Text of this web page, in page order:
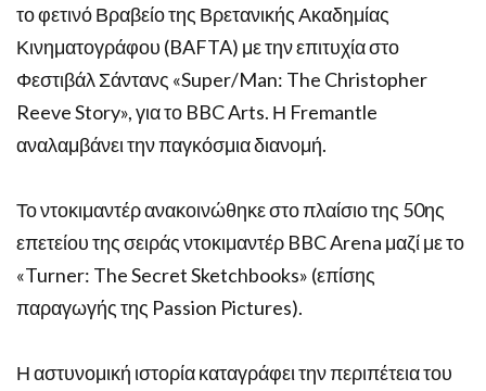
το φετινό Βραβείο της Βρετανικής Ακαδημίας
Κινηματογράφου (BAFTA) με την επιτυχία στο
Φεστιβάλ Σάντανς «Super/Man: The Christopher
Reeve Story», για το BBC Arts. Η Fremantle
αναλαμβάνει την παγκόσμια διανομή.
Το ντοκιμαντέρ ανακοινώθηκε στο πλαίσιο της 50ης
επετείου της σειράς ντοκιμαντέρ BBC Arena μαζί με το
«Turner: The Secret Sketchbooks» (επίσης
παραγωγής της Passion Pictures).
Η αστυνομική ιστορία καταγράφει την περιπέτεια του